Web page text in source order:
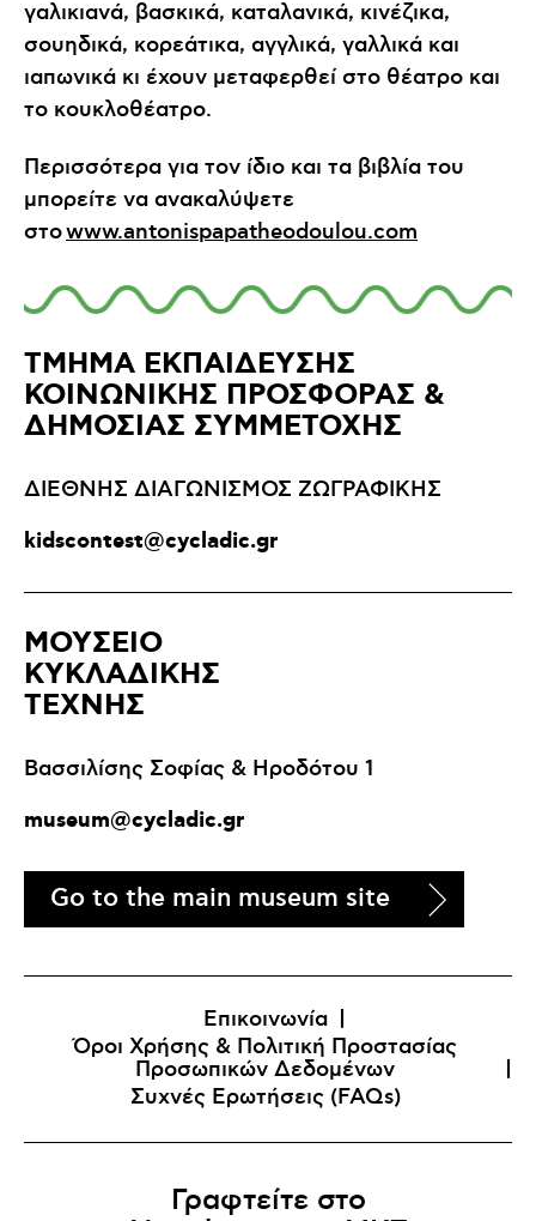
γαλικιανά, βασκικά, καταλανικά, κινέζικα,
σουηδικά, κορεάτικα, αγγλικά, γαλλικά και
ιαπωνικά κι έχουν μεταφερθεί στο θέατρο και
το κουκλοθέατρο.
Περισσότερα για τον ίδιο και τα βιβλία του
μπορείτε να ανακαλύψετε
στοwww.antonispapatheodoulou.com
ΤΜΗΜΑ ΕΚΠΑΙΔΕΥΣΗΣ
ΚΟΙΝΩΝΙΚΗΣ ΠΡΟΣΦΟΡΑΣ &
ΔΗΜΟΣΙΑΣ ΣΥΜΜΕΤΟΧΗΣ
ΔΙΕΘΝΗΣ ΔΙΑΓΩΝΙΣΜΟΣ ΖΩΓΡΑΦΙΚΗΣ
kidscontest@cycladic.gr
ΜΟΥΣΕΙΟ
ΚΥΚΛΑΔΙΚΗΣ
ΤΕΧΝΗΣ
Βασσιλίσης Σοφίας & Ηροδότου 1
museum@cycladic.gr
Go to the main museum site
Επικοινωνία
Όροι Χρήσης & Πολιτική Προστασίας
Προσωπικών Δεδομένων
Συχνές Ερωτήσεις (FAQs)
Γραφτείτε στο